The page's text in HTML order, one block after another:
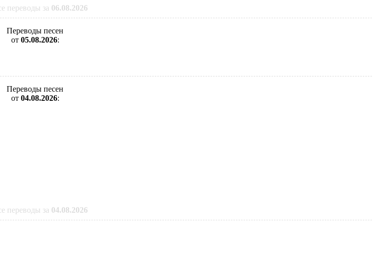
переводы за 06.08.2026
Переводы песен
от 05.08.2026:
Переводы песен
от 04.08.2026:
переводы за 04.08.2026